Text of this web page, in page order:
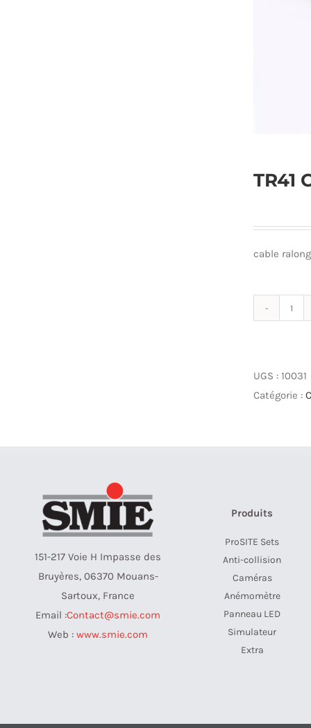
TR41
cable
UGS :10031
Catégorie :
151-217 Voie H Impasse des
Bruyères, 06370 Mouans-
Sartoux, France
Email :Contact@smie.com
Web : www.smie.com
Produits
ProSITE Sets
Anti-collision
Caméras
Anémomètre
Panneau LED
Simulateur
Extra